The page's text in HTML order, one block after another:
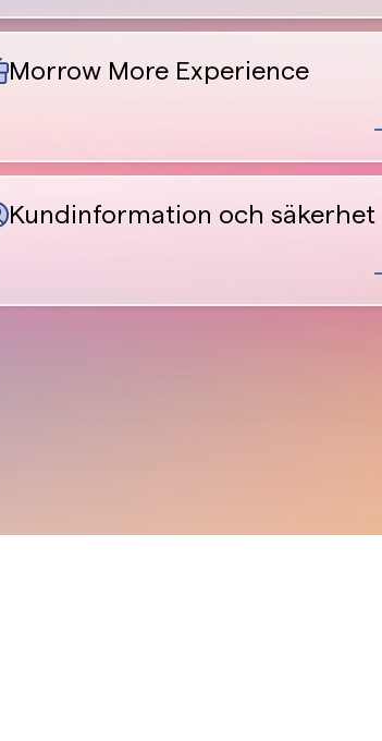
Morrow More Experience
Kundinformation och säkerhet